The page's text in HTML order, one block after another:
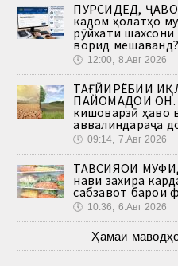
ПУРСИДЕД,
кадом ҳолатҳо
рӯйхати
ворид мешаванд?
🕔 12:00, 8.Авг 2026
ТАҒЙИРЁБИИ
ПАЙОМАДҲОИ ОН.
кишоварзӣ ҳаво
аввалиндараҷа
🕔 09:14, 7.Авг 2026
ТАВСИЯҲОИ
нави захира
сабзавот барои
🕔 10:36, 6.Авг 2026
Ҳамаи